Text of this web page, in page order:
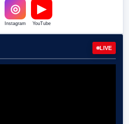
◎
Instagram
▶
YouTube
LIVE